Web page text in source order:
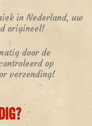
in Nederland, uw
origineel!
door de
op
verzending!